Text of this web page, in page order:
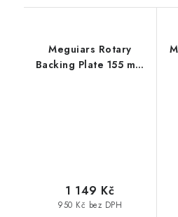
Meguiars Rotary
Backing Plate 155 mm
950 Kč bez DPH
1 149 Kč